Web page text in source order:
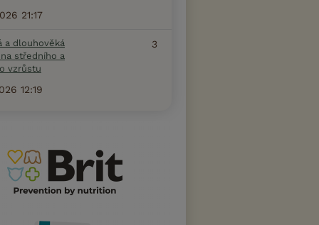
21:17
a dlouhověká
středního a
vzrůstu
3
12:19